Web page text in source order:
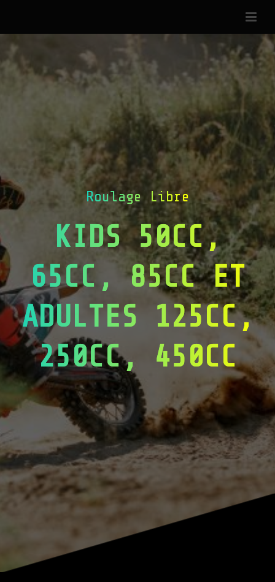
Roulage Libre
KIDS 50CC,
65CC, 85CC ET
ADULTES 125CC,
250CC, 450CC